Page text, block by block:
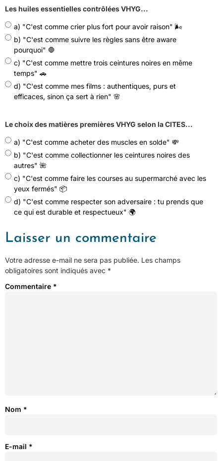
Les huiles essentielles contrôlées VHYG...
a) "C'est comme crier plus fort pour avoir raison" 🌬
b) "C'est comme suivre les règles sans être aware
pourquoi" 🛑
c) "C'est comme mettre trois ceintures noires en même
temps" 🚗
d) "C'est comme mes films : authentiques, purs et
efficaces, sinon ça sert à rien" 🌸
Le choix des matières premières VHYG selon la CITES...
a) "C'est comme acheter des muscles en solde" 💸
b) "C'est comme collectionner les ceintures noires des
autres" 🌺
c) "C'est comme faire les courses au supermarché avec les
yeux fermés" 📦
d) "C'est comme respecter son adversaire : tu prends que
ce qui est durable et respectueux" 🌍
Laisser un commentaire
Votre adresse e-mail ne sera pas publiée. Les champs
obligatoires sont indiqués avec *
Commentaire *
Nom *
E-mail *